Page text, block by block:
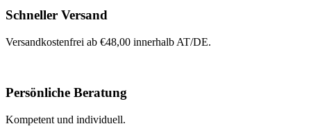
Schneller Versand
Versandkostenfrei ab €48,00 innerhalb AT/DE.
Persönliche Beratung
Kompetent und individuell.